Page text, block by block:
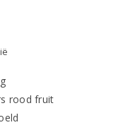
rood fruit